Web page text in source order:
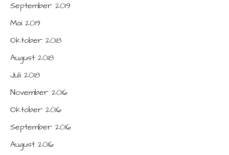
September 2019
Mai 2019
Oktober 2018
August 2018
Juli 2018
November 2016
Oktober 2016
September 2016
August 2016